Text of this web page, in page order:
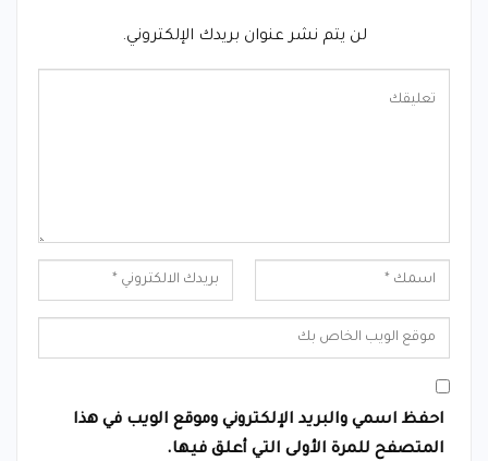
لن يتم نشر عنوان بريدك الإلكتروني.
احفظ اسمي والبريد الإلكتروني وموقع الويب في هذا
المتصفح للمرة الأولى التي أعلق فيها.